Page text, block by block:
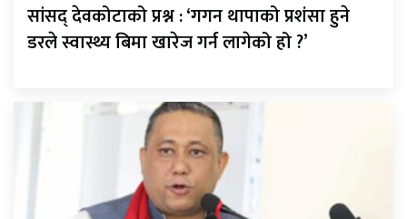
सांसद् देवकोटाको प्रश्न : ‘गगन थापाको प्रशंसा हुने
डरले स्वास्थ्य बिमा खारेज गर्न लागेको हो ?’